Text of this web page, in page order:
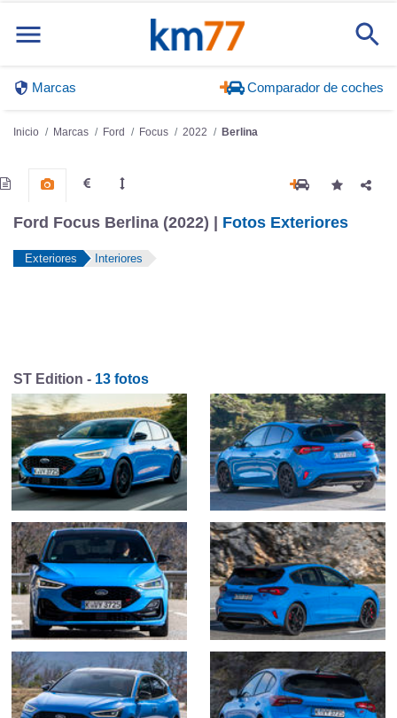
Marcas Comparador de coches
Inicio Marcas Ford Focus 2022 Berlina
Ford Focus Berlina (2022) | Fotos Exteriores
Exteriores Interiores
ST Edition - 13 fotos